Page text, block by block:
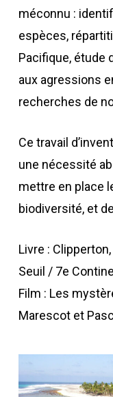
méconnu :
espèces,
Pacifique, étude
aux agressions
recherches de
Ce travail
une nécessité
mettre en place
biodiversité, et
Livre :
Seuil / 7e
Film : Les
Marescot et